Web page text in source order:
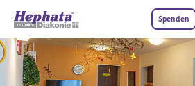
Spenden